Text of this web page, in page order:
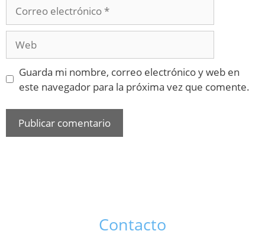
Guarda mi nombre, correo electrónico y web en
este navegador para la próxima vez que comente.
Contacto